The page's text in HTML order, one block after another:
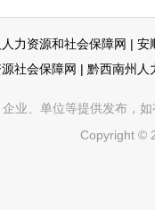
力资源和社会保障网 | 安
社会保障网 | 黔西南州人
业、单位等提供发布，
Copyright ©